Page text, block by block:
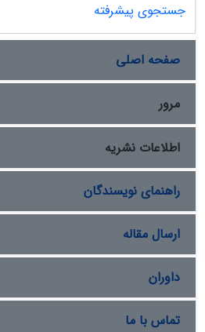
جستجوی پیشرفته
صفحه اصلی
مرور
اطلاعات نشریه
راهنمای نویسندگان
ارسال مقاله
داوران
تماس با ما